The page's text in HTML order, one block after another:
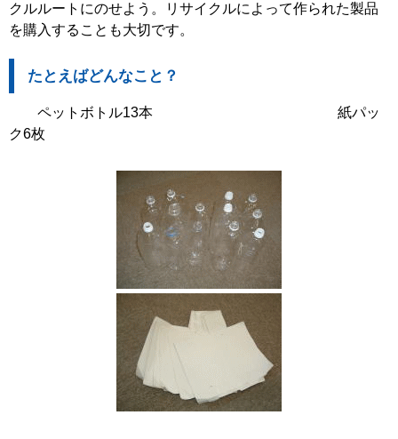
クルルートにのせよう。リサイクルによって作られた製品
を購入することも大切です。
たとえばどんなこと？
ペットボトル13本 紙パッ
ク6枚